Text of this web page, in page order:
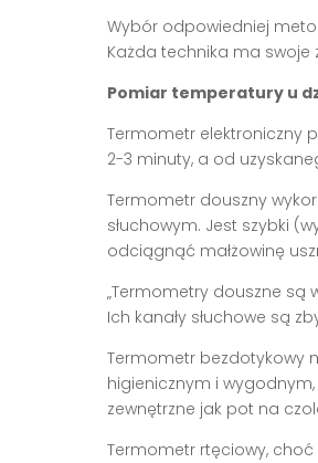
Wybór odpowiedniej
Każda technika ma swoje
Pomiar temperatury u
Termometr elektroniczny
2-3 minuty, a od
Termometr douszny
słuchowym. Jest szybki
odciągnąć małżowinę
„Termometry douszne
Ich kanały słuchowe są
Termometr bezdotykowy
higienicznym i
zewnętrzne jak pot na
Termometr rtęciowy,